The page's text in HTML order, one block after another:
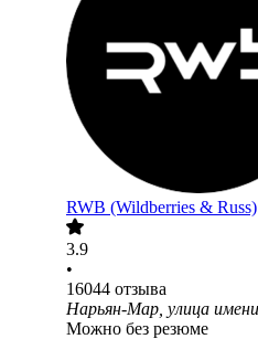
RWB (Wildberries & Russ)
3.9
•
16044 отзыва
Нарьян-Мар, улица
Можно без резюме